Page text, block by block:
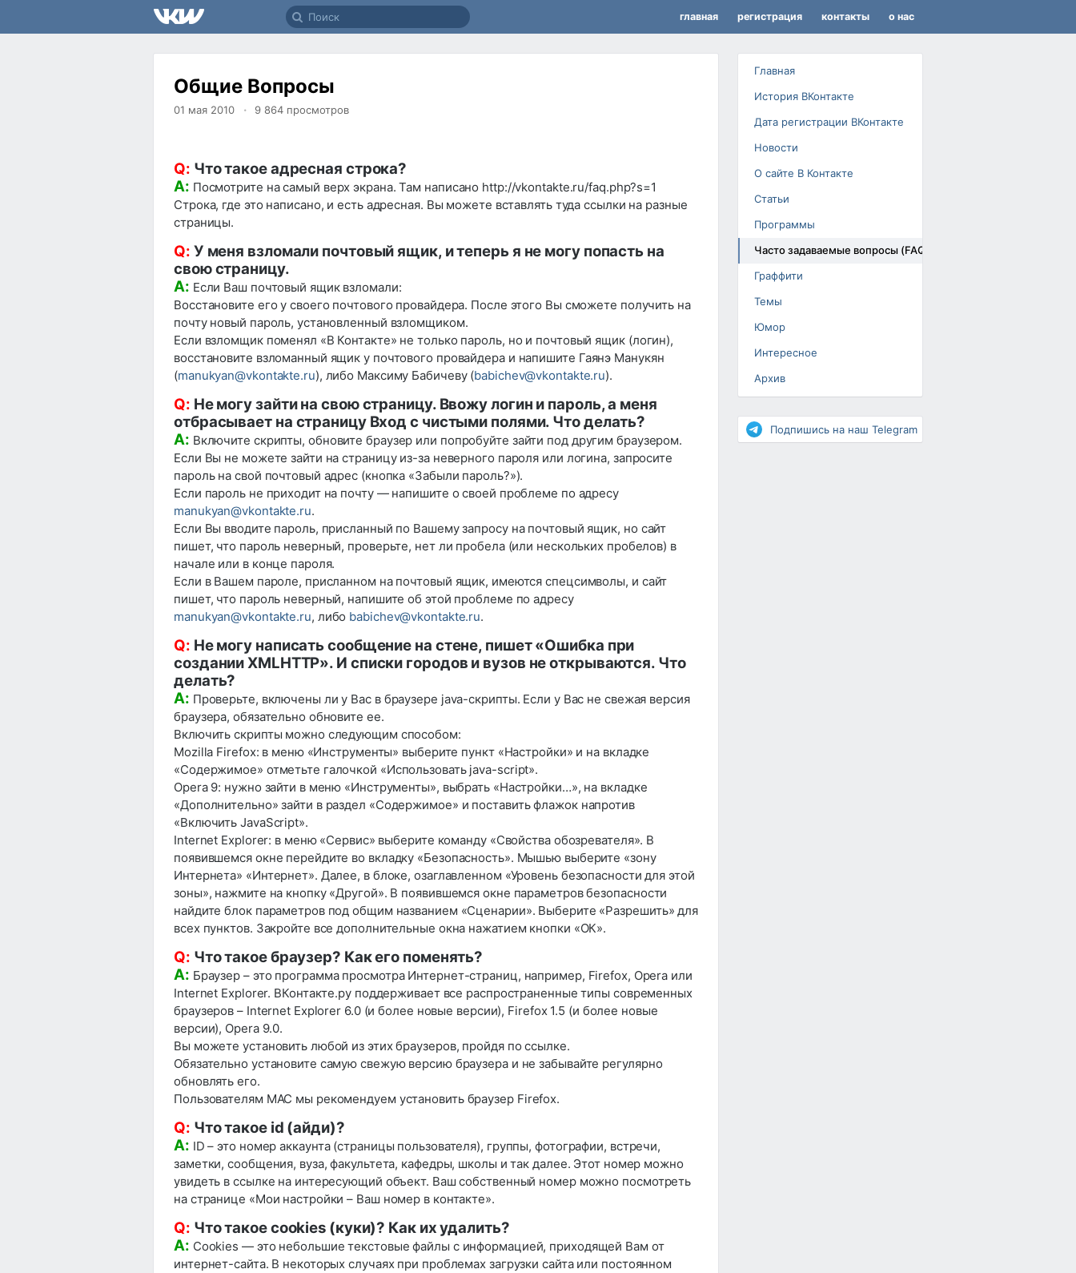
главная регистрация контакты о нас
Главная
История ВКонтакте
Дата регистрации ВКонтакте
Новости
О сайте В Контакте
Статьи
Программы
Часто задаваемые вопросы (FAQ)
Граффити
Темы
Юмор
Интересное
Архив
Повышение рейтинга
Подпишись на наш Telegram
Общие Вопросы
01 мая 2010 9 864 просмотров
Q: Что такое адресная строка?
A: Посмотрите на самый верх экрана. Там написано httр://vkоntаktе.ru/fаq.рhр?s=1
Строка, где это написано, и есть адресная. Вы можете вставлять туда ссылки на разные
страницы.
Q: У меня взломали почтовый ящик, и теперь я не могу попасть на
свою страницу.
A: Если Ваш почтовый ящик взломали:
Восстановите его у своего почтового провайдера. После этого Вы сможете получить на
почту новый пароль, установленный взломщиком.
Если взломщик поменял «В Контакте» не только пароль, но и почтовый ящик (логин),
восстановите взломанный ящик у почтового провайдера и напишите Гаянэ Манукян
(manukyan@vkontakte.ru), либо Максиму Бабичеву(babichev@vkontakte.ru).
Q: Не могу зайти на свою страницу. Ввожу логин и пароль, а меня
отбрасывает на страницу Вход с чистыми полями. Что делать?
A: Включите скрипты, обновите браузер или попробуйте зайти под другим браузером.
Если Вы не можете зайти на страницу из-за неверного пароля или логина, запросите
пароль на свой почтовый адрес (кнопка «Забыли пароль?»).
Если пароль не приходит на почту — напишите о своей проблеме по адресу
manukyan@vkontakte.ru.
Если Вы вводите пароль, присланный по Вашему запросу на почтовый ящик, но сайт
пишет, что пароль неверный, проверьте, нет ли пробела (или нескольких пробелов) в
начале или в конце пароля.
Если в Вашем пароле, присланном на почтовый ящик, имеются спецсимволы, и сайт
пишет, что пароль неверный, напишите об этой проблеме по адресу
manukyan@vkontakte.ru, либо babichev@vkontakte.ru.
Q: Не могу написать сообщение на стене, пишет «Ошибка при
создании XMLHTTP». И списки городов и вузов не открываются. Что
делать?
A: Проверьте, включены ли у Вас в браузере java-скрипты. Если у Вас не свежая версия
браузера, обязательно обновите ее.
Включить скрипты можно следующим способом:
Mozilla Firefox: в меню «Инструменты» выберите пункт «Настройки» и на вкладке
«Содержимое» отметьте галочкой «Использовать java-script».
Opera 9: нужно зайти в меню «Инструменты», выбрать «Настройки…», на вкладке
«Дополнительно» зайти в раздел «Содержимое» и поставить флажок напротив
«Включить JavaSсript».
Internet Explorer: в меню «Сервис» выберите команду «Свойства обозревателя». В
появившемся окне перейдите во вкладку «Безопасность». Мышью выберите «зону
Интернета» «Интернет». Далее, в блоке, озаглавленном «Уровень безопасности для этой
зоны», нажмите на кнопку «Другой». В появившемся окне параметров безопасности
найдите блок параметров под общим названием «Сценарии». Выберите «Разрешить» для
всех пунктов. Закройте все дополнительные окна нажатием кнопки «ОК».
Q: Что такое браузер? Как его поменять?
A: Браузер – это программа просмотра Интернет-страниц, например, Firefox, Opera или
Internet Explorer. ВКонтакте.ру поддерживает все распространенные типы современных
браузеров – Internet Explorer 6.0 (и более новые версии), Firefox 1.5 (и более новые
версии), Opera 9.0.
Вы можете установить любой из этих браузеров, пройдя по ссылке.
Обязательно установите самую свежую версию браузера и не забывайте регулярно
обновлять его.
Пользователям MAC мы рекомендуем установить браузер Firefox.
Q: Что такое id (айди)?
A: ID – это номер аккаунта (страницы пользователя), группы, фотографии, встречи,
заметки, сообщения, вуза, факультета, кафедры, школы и так далее. Этот номер можно
увидеть в ссылке на интересующий объект. Ваш собственный номер можно посмотреть
на странице «Мои настройки – Ваш номер в контакте».
Q: Что такое cookies (куки)? Как их удалить?
A: Cookies — это небольшие текстовые файлы с информацией, приходящей Вам от
интернет-сайта. В некоторых случаях при проблемах загрузки сайта или постоянном